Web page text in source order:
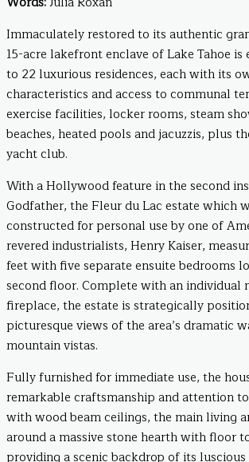
Immaculately restored to its authentic
15-acre lakefront enclave of Lake Tahoe
to 22 luxurious residences, each with its
characteristics and access to communal
exercise facilities, locker rooms, steam
beaches, heated pools and jacuzzis, plus
yacht club.
With a Hollywood feature in the second
Godfather, the Fleur du Lac estate which
constructed for personal use by one of
revered industrialists, Henry Kaiser,
feet with five separate ensuite bedrooms
second floor. Complete with an individual
fireplace, the estate is strategically
picturesque views of the area’s dramatic
mountain vistas.
Fully furnished for immediate use, the
remarkable craftsmanship and attention
with wood beam ceilings, the main living
around a massive stone hearth with floor
providing a scenic backdrop of its